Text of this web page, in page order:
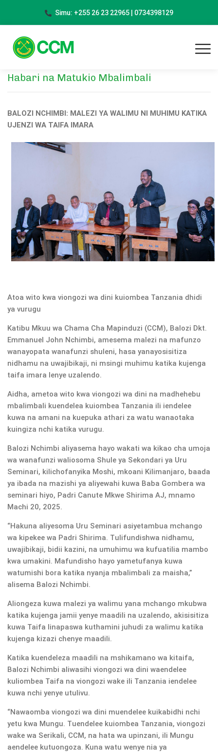
Simu: +255 26 23 22965 | 0734398129
Habari na Matukio Mbalimbali
BALOZI NCHIMBI: MALEZI YA WALIMU NI MUHIMU KATIKA
UJENZI WA TAIFA IMARA
Atoa wito kwa viongozi wa dini kuiombea Tanzania dhidi
ya vurugu
Katibu Mkuu wa Chama Cha Mapinduzi (CCM), Balozi Dkt.
Emmanuel John Nchimbi, amesema malezi na mafunzo
wanayopata wanafunzi shuleni, hasa yanayosisitiza
nidhamu na uwajibikaji, ni msingi muhimu katika kujenga
taifa imara lenye uzalendo.
Aidha, ametoa wito kwa viongozi wa dini na madhehebu
mbalimbali kuendelea kuiombea Tanzania ili iendelee
kuwa na amani na kuepuka athari za watu wanaotaka
kuingiza nchi katika vurugu.
Balozi Nchimbi aliyasema hayo wakati wa kikao cha umoja
wa wanafunzi waliosoma Shule ya Sekondari ya Uru
Seminari, kilichofanyika Moshi, mkoani Kilimanjaro, baada
ya ibada na mazishi ya aliyewahi kuwa Baba Gombera wa
seminari hiyo, Padri Canute Mkwe Shirima AJ, mnamo
Machi 20, 2025.
“Hakuna aliyesoma Uru Seminari asiyetambua mchango
wa kipekee wa Padri Shirima. Tulifundishwa nidhamu,
uwajibikaji, bidii kazini, na umuhimu wa kufuatilia mambo
kwa umakini. Mafundisho hayo yametufanya kuwa
watumishi bora katika nyanja mbalimbali za maisha,”
alisema Balozi Nchimbi.
Aliongeza kuwa malezi ya walimu yana mchango mkubwa
katika kujenga jamii yenye maadili na uzalendo, akisisitiza
kuwa Taifa linapaswa kuthamini juhudi za walimu katika
kujenga kizazi chenye maadili.
Katika kuendeleza maadili na mshikamano wa kitaifa,
Balozi Nchimbi aliwasihi viongozi wa dini waendelee
kuliombea Taifa na viongozi wake ili Tanzania iendelee
kuwa nchi yenye utulivu.
“Nawaomba viongozi wa dini muendelee kuikabidhi nchi
yetu kwa Mungu. Tuendelee kuiombea Tanzania, viongozi
wake wa Serikali, CCM, na hata wa upinzani, ili Mungu
aendelee kutuongoza. Kuna watu wenye nia ya